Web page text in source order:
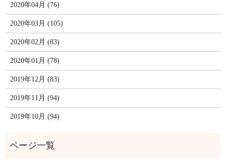
2020年04月 (76)
2020年03月 (105)
2020年02月 (83)
2020年01月 (78)
2019年12月 (83)
2019年11月 (94)
2019年10月 (94)